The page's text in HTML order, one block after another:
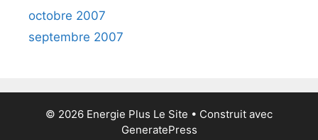
octobre 2007
septembre 2007
© 2026 Energie Plus Le Site • Construit avec
GeneratePress